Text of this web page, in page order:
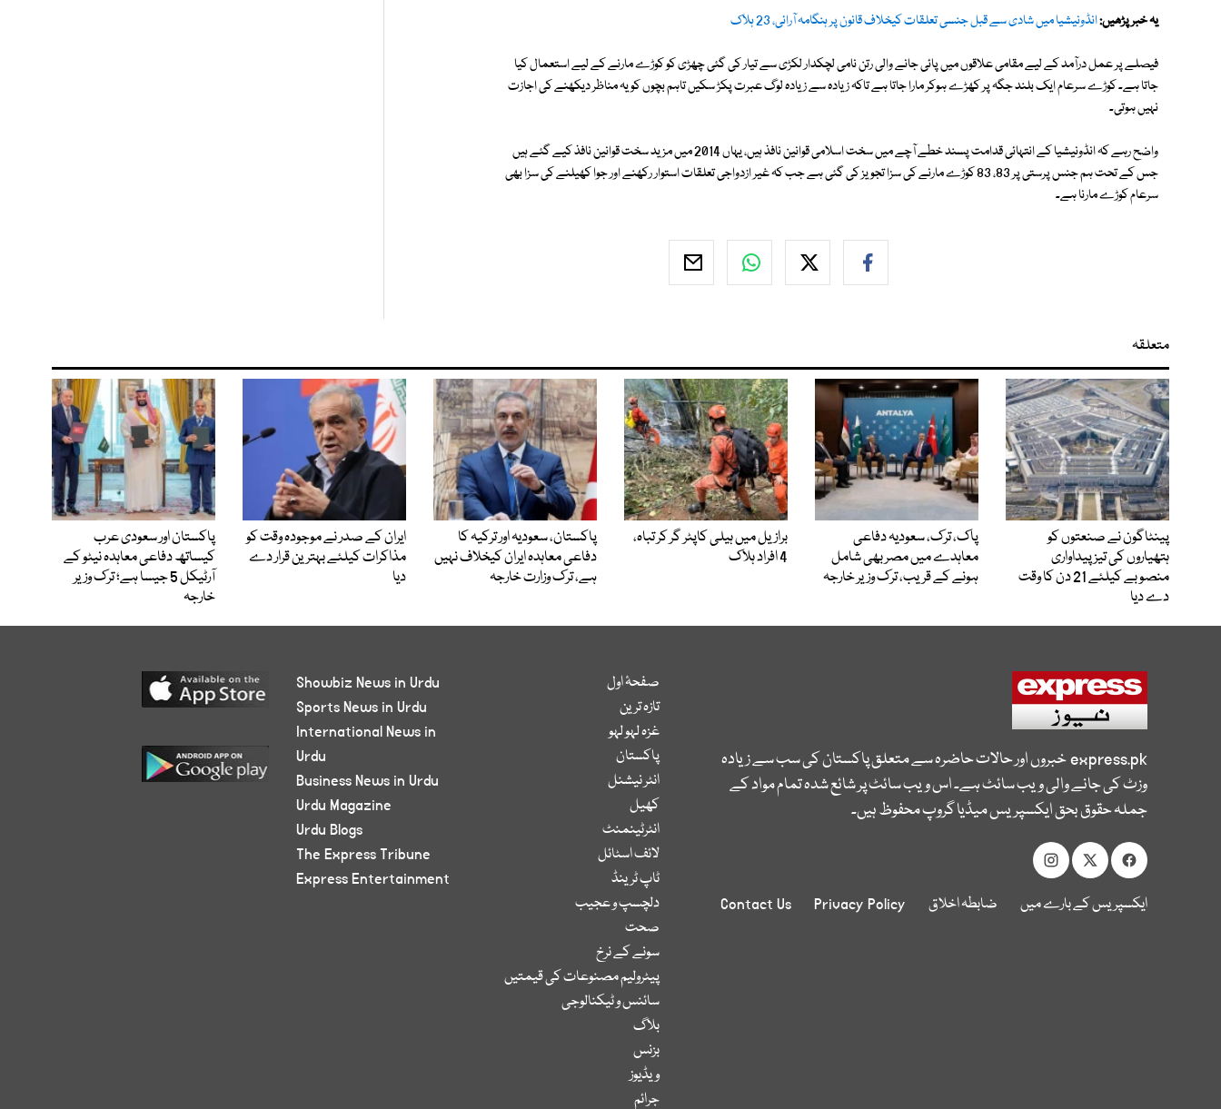
یہ خبر پڑھیں:انڈونیشیا میں شادی سے قبل جنسی تعلقات کیخلاف قانون پر ہنگامہ آرائی، 23 ہلاک
فیصلے پر عمل درآمد کے لیے مقامی علاقوں میں پائی جانے والی رتن نامی لچکدار لکڑی سے تیار کی گئی چھڑی کو کوڑے مارنے کے لیے استعمال کیا
جاتا ہے۔ کوڑے سرعام ایک بلند جگہ پر کھڑے ہوکر مارا جاتا ہے تاکہ زیادہ سے زیادہ لوگ عبرت پکڑ سکیں تاہم بچوں کو یہ مناظر دیکھنے کی اجازت
نہیں ہوتی۔
واضح رہے کہ انڈونیشیا کے انتہائی قدامت پسند خطے آچے میں سخت اسلامی قوانین نافذ ہیں، یہاں 2014 میں مزید سخت قوانین نافذ کیے گئے ہیں
جس کے تحت ہم جنس پرستی پر 83، 83 کوڑے مارنے کی سزا تجویز کی گئی ہے جب کہ غیر ازدواجی تعلقات استوار رکھنے اور جوا کھیلنے کی سزا بھی
سرعام کوڑے مارنا ہے۔
متعلقہ
پینٹاگون نے صنعتوں کو
ہتھیاروں کی تیز پیداواری
منصوبے کیلئے 21 دن کا وقت
دے دیا
پاک، ترک، سعودیہ دفاعی
معاہدے میں مصر بھی شامل
ہونے کے قریب، ترک وزیر خارجہ
برازیل میں ہیلی کاپٹر گر کر تباہ،
4 افراد ہلاک
پاکستان، سعودیہ اور ترکیہ کا
دفاعی معاہدہ ایران کیخلاف نہیں
ہے، ترک وزارت خارجہ
ایران کے صدر نے موجودہ وقت کو
مذاکرات کیلئے بہترین قرار دے
دیا
پاکستان اور سعودی عرب
کیساتھ دفاعی معاہدہ نیٹو کے
آرٹیکل 5 جیسا ہے؛ ترک وزیر
خارجہ
express.pkخبروں اور حالات حاضرہ سے متعلق پاکستان کی سب سے زیادہ
وزٹ کی جانے والی ویب سائٹ ہے۔ اس ویب سائٹ پر شائع شدہ تمام مواد کے
جملہ حقوق بحق ایکسپریس میڈیا گروپ محفوظ ہیں۔
ایکسپریس کے بارے میں ضابطہ اخلاق Privacy Policy
Contact Us
صفحۂ اول
تازہ ترین
غزہ لہو لہو
پاکستان
انٹر نیشنل
کھیل
انٹرٹینمنٹ
لائف اسٹائل
ٹاپ ٹرینڈ
دلچسپ و عجیب
صحت
سونے کے نرخ
پیٹرولیم مصنوعات کی قیمتیں
سائنس و ٹیکنالوجی
بلاگ
بزنس
ویڈیوز
جرائم
Showbiz News in Urdu
Sports News in Urdu
International News in
Urdu
Business News in Urdu
Urdu Magazine
Urdu Blogs
The Express Tribune
Express Entertainment